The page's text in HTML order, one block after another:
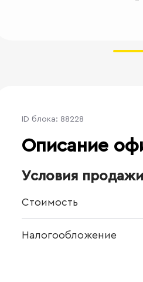
ID блока: 88228
Описание
Условия
Стоимость
Налогообложение